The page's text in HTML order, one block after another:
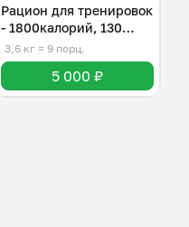
Рацион для тренировок
- 1800калорий, 130
белка
3,6 кг ≈ 9 порц.
5 000 ₽